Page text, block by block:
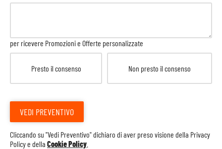
per ricevere Promozioni e Offerte personalizzate
Presto il consenso Non presto il consenso
VEDI PREVENTIVO
Cliccando su "Vedi Preventivo" dichiaro di aver preso visione della Privacy
Policye della Cookie Policy